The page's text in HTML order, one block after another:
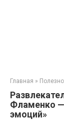
Главная »
Фламенко —
эмоций»